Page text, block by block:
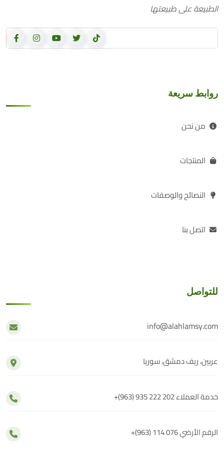
الطبيعة على طبيعتها
روابط سريعة
من نحن
المنتجات
النصائح والوصفات
اتصل بنا
للتواصل
info@alahlamsy.com
عربين، ريف دمشق، سوريا
+(963) 935 222 202خدمة العملاء
+(963) 114 076الرقم الأرضي